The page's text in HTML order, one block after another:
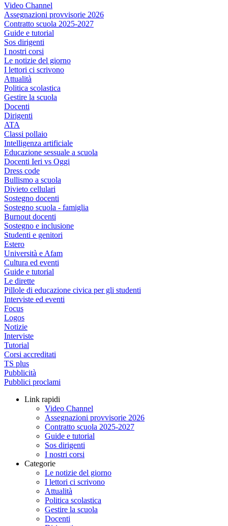
Video Channel
Assegnazioni provvisorie 2026
Contratto scuola 2025-2027
Guide e tutorial
Sos dirigenti
I nostri corsi
Le notizie del giorno
I lettori ci scrivono
Attualità
Politica scolastica
Gestire la scuola
Docenti
Dirigenti
ATA
Classi pollaio
Intelligenza artificiale
Educazione sessuale a scuola
Docenti Ieri vs Oggi
Dress code
Bullismo a scuola
Divieto cellulari
Sostegno docenti
Sostegno scuola - famiglia
Burnout docenti
Sostegno e inclusione
Studenti e genitori
Estero
Università e Afam
Cultura ed eventi
Guide e tutorial
Le dirette
Pillole di educazione civica per gli studenti
Interviste ed eventi
Focus
Logos
Notizie
Interviste
Tutorial
Corsi accreditati
TS plus
Pubblicità
Pubblici proclami
Link rapidi
Video Channel
Assegnazioni provvisorie 2026
Contratto scuola 2025-2027
Guide e tutorial
Sos dirigenti
I nostri corsi
Categorie
Le notizie del giorno
I lettori ci scrivono
Attualità
Politica scolastica
Gestire la scuola
Docenti